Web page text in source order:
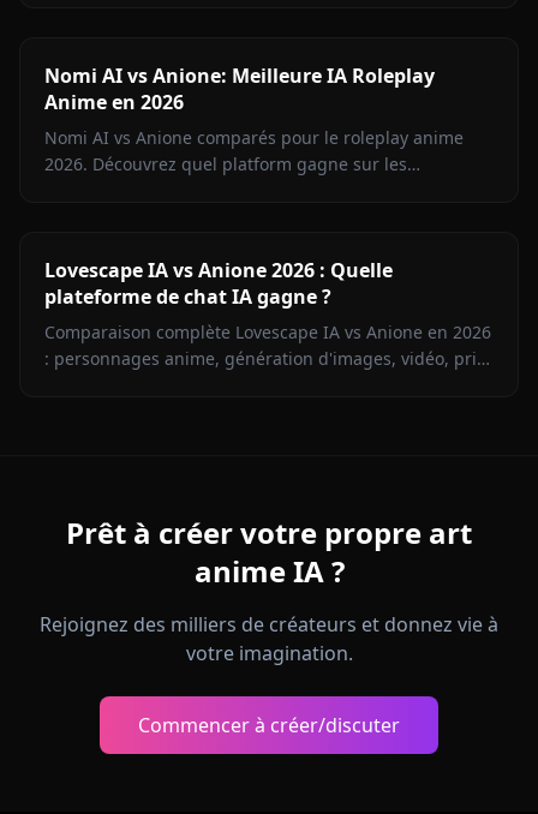
Nomi AI vs Anione: Meilleure IA Roleplay
Anime en 2026
Nomi AI vs Anione comparés pour le roleplay anime
2026. Découvrez quel platform gagne sur les
Lovescape IA vs Anione 2026 : Quelle
plateforme de chat IA gagne ?
Comparaison complète Lovescape IA vs Anione en 2026
: personnages anime, génération d'images, vidéo, prix
Prêt à créer votre propre art
anime IA ?
Rejoignez des milliers de créateurs et donnez vie à
votre imagination.
Commencer à créer/discuter